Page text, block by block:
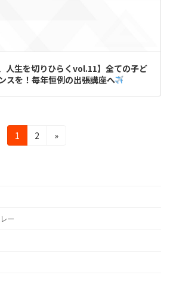
人生を切りひらくvol.11】全ての子ど
スを！毎年恒例の出張講座へ
固
定
1
固
2 »
ー